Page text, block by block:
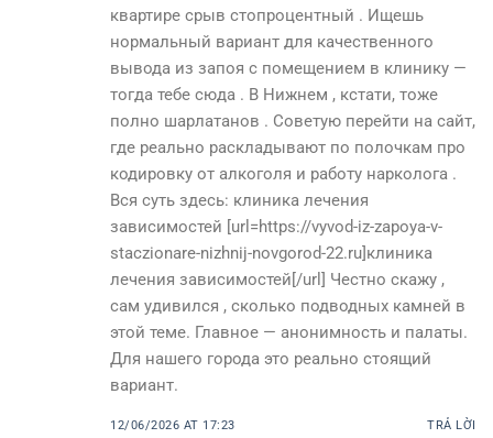
квартире срыв стопроцентный . Ищешь
нормальный вариант для качественного
вывода из запоя с помещением в клинику —
тогда тебе сюда . В Нижнем , кстати, тоже
полно шарлатанов . Советую перейти на сайт,
где реально раскладывают по полочкам про
кодировку от алкоголя и работу нарколога .
Вся суть здесь: клиника лечения
зависимостей [url=https://vyvod-iz-zapoya-v-
staczionare-nizhnij-novgorod-22.ru]клиника
лечения зависимостей[/url] Честно скажу ,
сам удивился , сколько подводных камней в
этой теме. Главное — анонимность и палаты.
Для нашего города это реально стоящий
вариант.
12/06/2026 AT 17:23 TRẢ LỜI